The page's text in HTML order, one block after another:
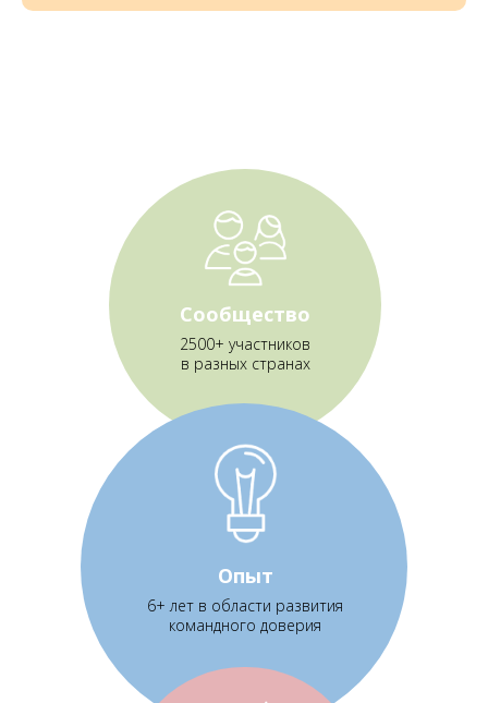
Cообщество
Опыт
2500+ участников
в разных странах
6+ лет в области развития
командного доверия